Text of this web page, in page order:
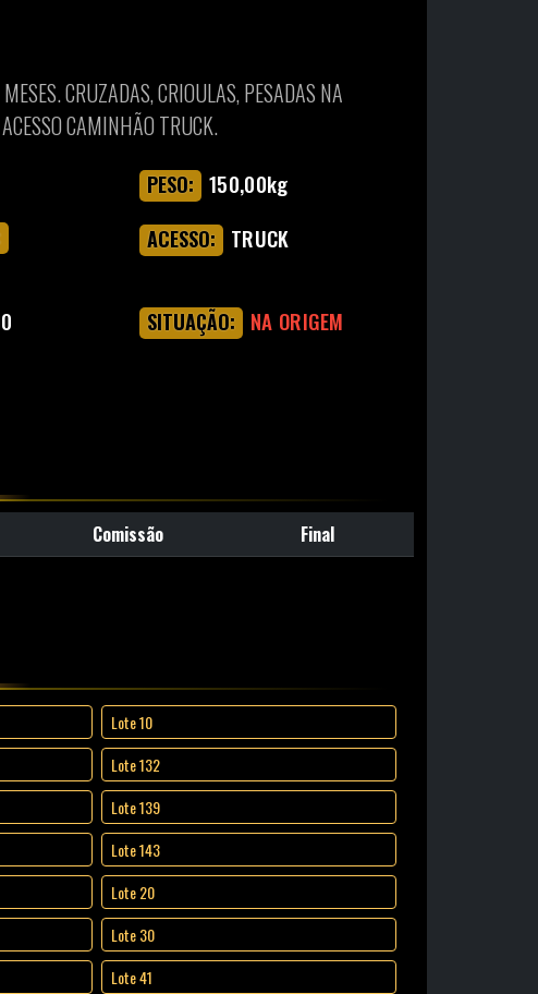
CRUZADAS, CRIOULAS, PESADAS NA
CAMINHÃO TRUCK.
PESO: 150,00kg
ACESSO: TRUCK
SITUAÇÃO: NA ORIGEM
Comissão Final
Lote 10
Lote 132
Lote 139
Lote 143
Lote 20
Lote 30
Lote 41